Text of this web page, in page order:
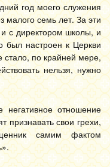
год моего служения
малого семь лет. За эти
с директором школы, и
был настроен к Церкви
по крайней мере,
нельзя, нужно
отношение
признавать свои грехи,
самим фактом